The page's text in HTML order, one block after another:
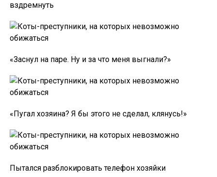
вздремнуть
«Заснул на паре. Ну и за что меня выгнали?»
«Пугал хозяина? Я бы этого не сделал, клянусь!»
Пытался разблокировать телефон хозяйки